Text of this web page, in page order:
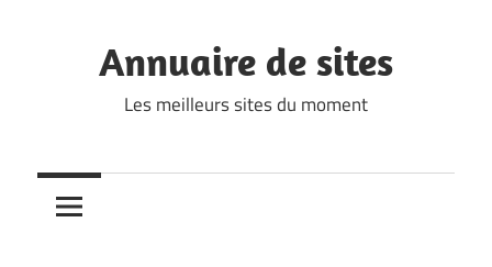
Annuaire de sites
Les meilleurs sites du moment